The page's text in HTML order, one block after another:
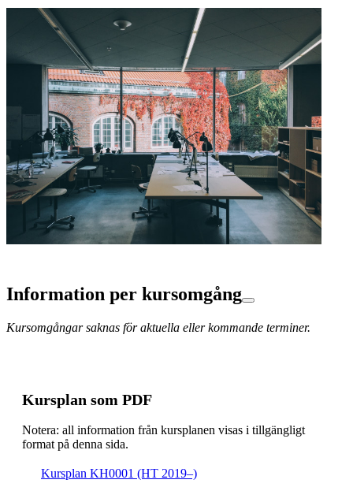
Information per kursomgång
Kursomgångar saknas för aktuella eller kommande terminer.
Kursplan som PDF
Notera: all information från kursplanen visas i tillgängligt
format på denna sida.
Kursplan KH0001 (HT 2019–)